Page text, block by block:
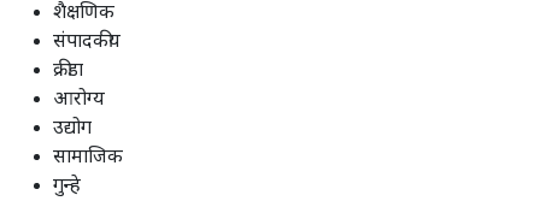
शैक्षणिक
संपादकीय
क्रीडा
आरोग्य
उद्योग
सामाजिक
गुन्हे